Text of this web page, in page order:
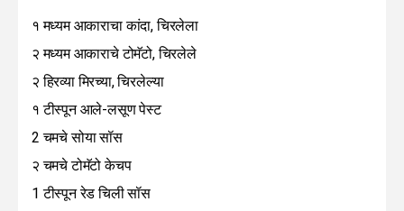
१ मध्यम आकाराचा कांदा, चिरलेला
२ मध्यम आकाराचे टोमॅटो, चिरलेले
२ हिरव्या मिरच्या, चिरलेल्या
१ टीस्पून आले-लसूण पेस्ट
2 चमचे सोया सॉस
२ चमचे टोमॅटो केचप
1 टीस्पून रेड चिली सॉस